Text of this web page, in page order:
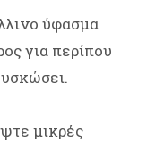
ύφασμα
για περίπου
μικρές